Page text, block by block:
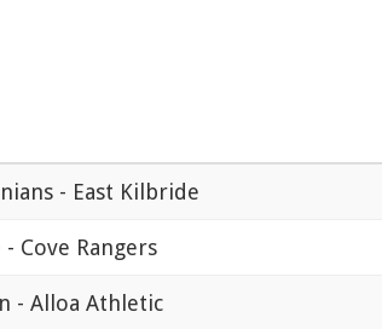
- East Kilbride
- Cove Rangers
- Alloa Athletic